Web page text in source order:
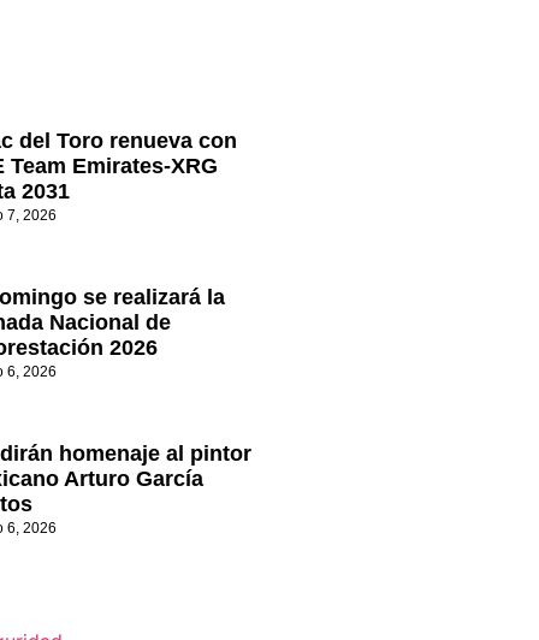
del Toro renueva con
Team Emirates-XRG
2031
7, 2026
se realizará la
Nacional de
2026
6, 2026
homenaje al pintor
Arturo García
6, 2026